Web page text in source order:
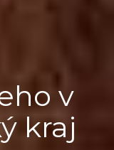
v
kraj